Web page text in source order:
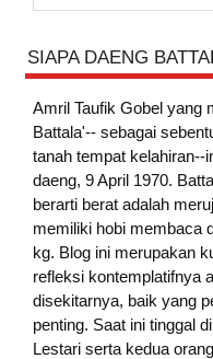
SIAPA DAENG
Amril Taufik Gobelyang
Battala'-- sebagai
tanah tempat kelahiran--
daeng, 9 April 1970.
berarti berat adalah
memiliki hobi membaca
kg. Blog ini merupakan
refleksi kontemplatifnya
disekitarnya, baik yang
penting. Saat ini tinggal
Lestari serta kedua